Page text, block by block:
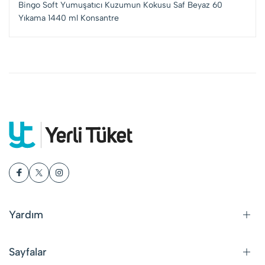
Bingo Soft Yumuşatıcı Kuzumun Kokusu Saf Beyaz 60
Yıkama 1440 ml Konsantre
Yardım
Sayfalar